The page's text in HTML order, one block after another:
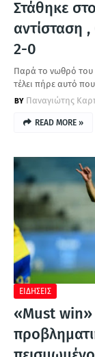
Στάθηκε
αντίσταση
2-0
Παρά το νωθρό του
τέλει πήρε αυτό
Παναγιώτης
READ MORE »
ΕΙΔΗΣΕΙΣ
«Must win»